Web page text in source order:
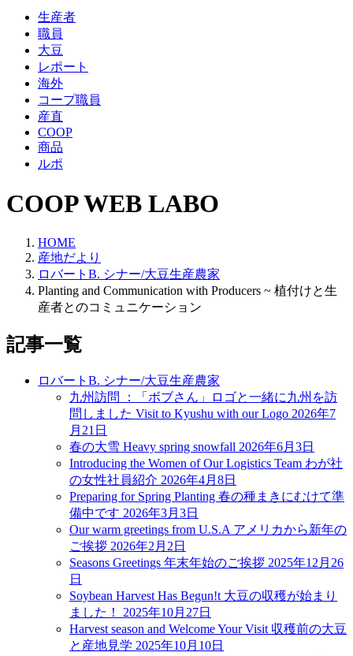
生産者
職員
大豆
レポート
海外
コープ職員
産直
COOP
商品
ルポ
COOP WEB LABO
HOME
産地だより
ロバートB. シナー/大豆生産農家
Planting and Communication with Producers ~ 植付けと生
産者とのコミュニケーション
記事一覧
ロバートB. シナー/大豆生産農家
九州訪問 ：「ボブさん」ロゴと一緒に九州を訪
問しました Visit to Kyushu with our Logo 2026年7
月21日
春の大雪 Heavy spring snowfall 2026年6月3日
Introducing the Women of Our Logistics Team わが社
の女性社員紹介 2026年4月8日
Preparing for Spring Planting 春の種まきにむけて準
備中です 2026年3月3日
Our warm greetings from U.S.A アメリカから新年の
ご挨拶 2026年2月2日
Seasons Greetings 年末年始のご挨拶 2025年12月26
日
Soybean Harvest Has Begun!t 大豆の収穫が始まり
ました！
2025年10月27日
Harvest season and Welcome Your Visit 収穫前の大豆
と産地見学 2025年10月10日